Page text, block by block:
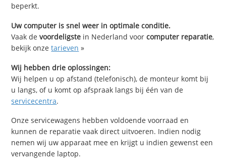
beperkt.
Uw computer is snel weer in optimale conditie.
Vaak devoordeligste in Nederland voorcomputer reparatie,
bekijk onzetarieven »
Wij hebben drie oplossingen:
Wij helpen u op afstand (telefonisch), de monteur komt bij
u langs, of u komt op afspraak langs bij één van de
servicecentra.
Onze servicewagens hebben voldoende voorraad en
kunnen de reparatie vaak direct uitvoeren. Indien nodig
nemen wij uw apparaat mee en krijgt u indien gewenst een
vervangende laptop.